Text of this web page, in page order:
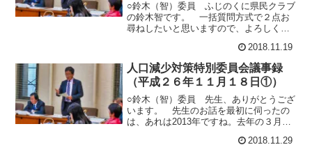
○鈴木（智）委員 ふじのくに県民クラブ
の鈴木智です。 一括質問方式で２点お
尋ねしたいと思いますので、よろしくお
議会でも質問させていただいたんです
が、次期総合計画案の66ページの重要犯
罪検挙率でございます。 趣旨は全く同
じでございまして、前回御答弁もいただ
きました
2018.11.19
人口減少対策特別委員会議事録
（平成２６年１１月１８日①）
○鈴木（智）委員 先生、ありがとうござ
います。 先生のお話を最初に伺ったの
は、あれは2013年ですね。去年の３月だ
演された際、私もお招きいただきまして
2018.11.29